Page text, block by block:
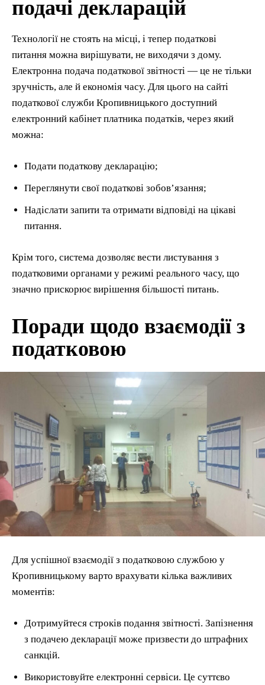
подачі декларацій
Технології не стоять на місці, і тепер податкові
питання можна вирішувати, не виходячи з дому.
Електронна подача податкової звітності — це не тільки
зручність, але й економія часу. Для цього на сайті
податкової служби Кропивницького доступний
електронний кабінет платника податків, через який
можна:
Подати податкову декларацію;
Переглянути свої податкові зобов’язання;
Надіслати запити та отримати відповіді на цікаві
питання.
Крім того, система дозволяє вести листування з
податковими органами у режимі реального часу, що
значно прискорює вирішення більшості питань.
Поради щодо взаємодії з
податковою
Для успішної взаємодії з податковою службою у
Кропивницькому варто врахувати кілька важливих
моментів:
Дотримуйтеся строків подання звітності. Запізнення
з подачею декларації може призвести до штрафних
санкцій.
Використовуйте електронні сервіси. Це суттєво